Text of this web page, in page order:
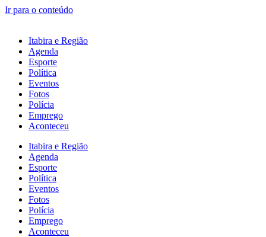
Ir para o conteúdo
Itabira e Região
Agenda
Esporte
Política
Eventos
Fotos
Polícia
Emprego
Aconteceu
Itabira e Região
Agenda
Esporte
Política
Eventos
Fotos
Polícia
Emprego
Aconteceu